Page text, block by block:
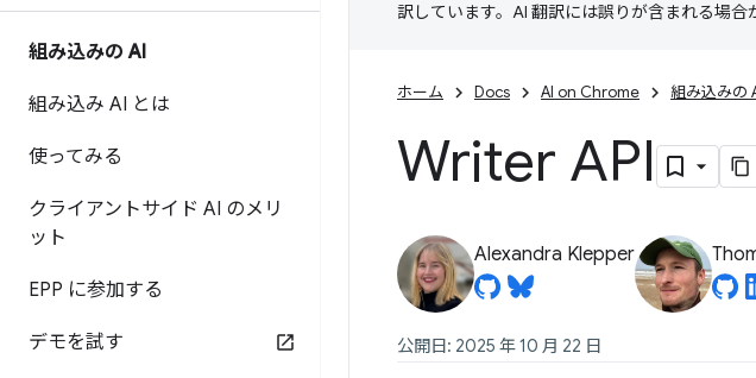
組み込みの AI
組み込み AI とは
使ってみる
クライアントサイド AI のメリ
ット
EPP に参加する
デモを試す
訳しています。AI 翻訳には誤りが含まれる場合
ホーム Docs AI on Chrome 組み込みの
Writer API
Alexandra Klepper
公開日: 2025 年 10 月 22 日